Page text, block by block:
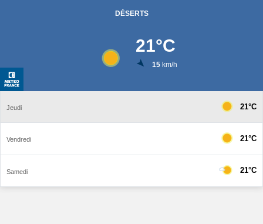
DÉSERTS
21°C
15km/h
Jeudi 21°C
Vendredi 21°C
Samedi 21°C